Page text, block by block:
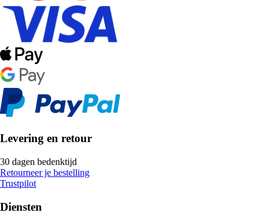
Levering en retour
30 dagen bedenktijd
Retourneer je bestelling
Trustpilot
Diensten